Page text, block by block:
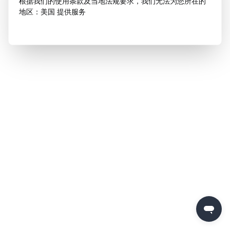
地区：美国 提供服务